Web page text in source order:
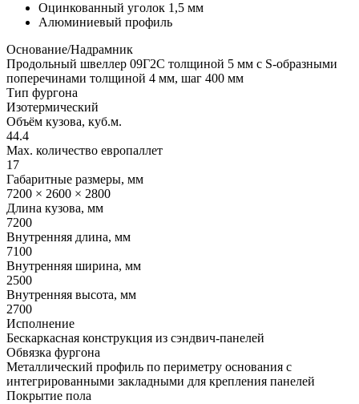
Оцинкованный уголок 1,5 мм
Алюминиевый профиль
Основание/Надрамник
Продольный швеллер 09Г2С толщиной 5 мм с S-образными
поперечинами толщиной 4 мм, шаг 400 мм
Тип фургона
Изотермический
Объём кузова, куб.м.
44.4
Max. количество европаллет
17
Габаритные размеры, мм
7200 × 2600 × 2800
Длина кузова, мм
7200
Внутренняя длина, мм
7100
Внутренняя ширина, мм
2500
Внутренняя высота, мм
2700
Исполнение
Бескаркасная конструкция из сэндвич-панелей
Обвязка фургона
Металлический профиль по периметру основания с
интегрированными закладными для крепления панелей
Покрытие пола